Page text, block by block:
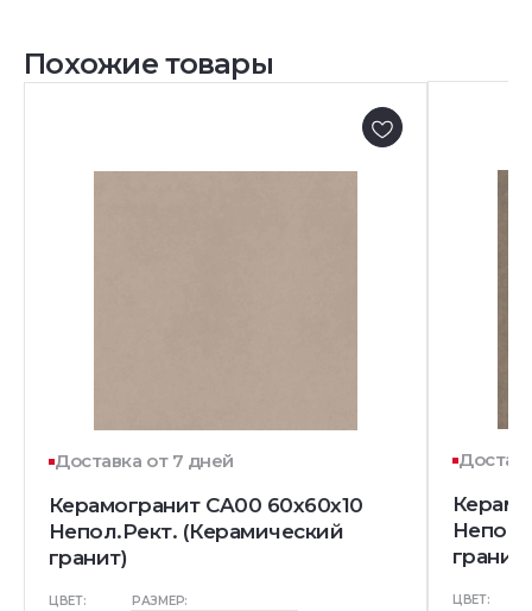
Похожие товары
Доставка от 7 дней
Керамогранит CA00 60x60x10
Непол.Рект. (Керамический
гранит)
ЦВЕТ: РАЗМЕР:
гранит)
ЦВЕТ: